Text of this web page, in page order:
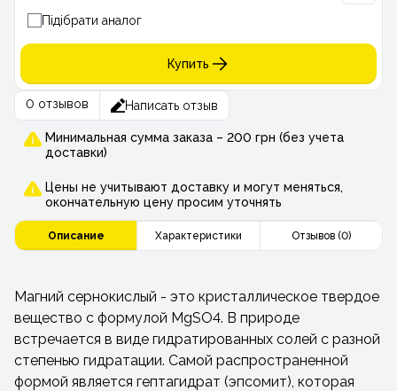
Підібрати аналог
Купить
0 отзывов Написать отзыв
Минимальная сумма заказа – 200 грн (без учета
доставки)
Цены не учитывают доставку и могут меняться,
окончательную цену просим уточнять
Описание Характеристики Отзывов (0)
Магний сернокислый - это кристаллическое твердое
вещество с формулой MgSO4. В природе
встречается в виде гидратированных солей с разной
степенью гидратации. Самой распространенной
формой является гептагидрат (эпсомит), которая